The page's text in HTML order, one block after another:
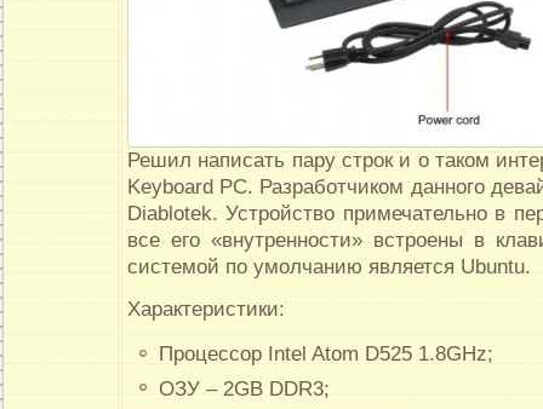
Решил написать пару строк и о таком
Keyboard PC. Разработчиком данного
Diablotek. Устройство примечательно в
все его «внутренности» встроены в
системой по умолчанию является Ubuntu.
Характеристики:
Процессор Intel Atom D525 1.8GHz;
ОЗУ – 2GB DDR3;